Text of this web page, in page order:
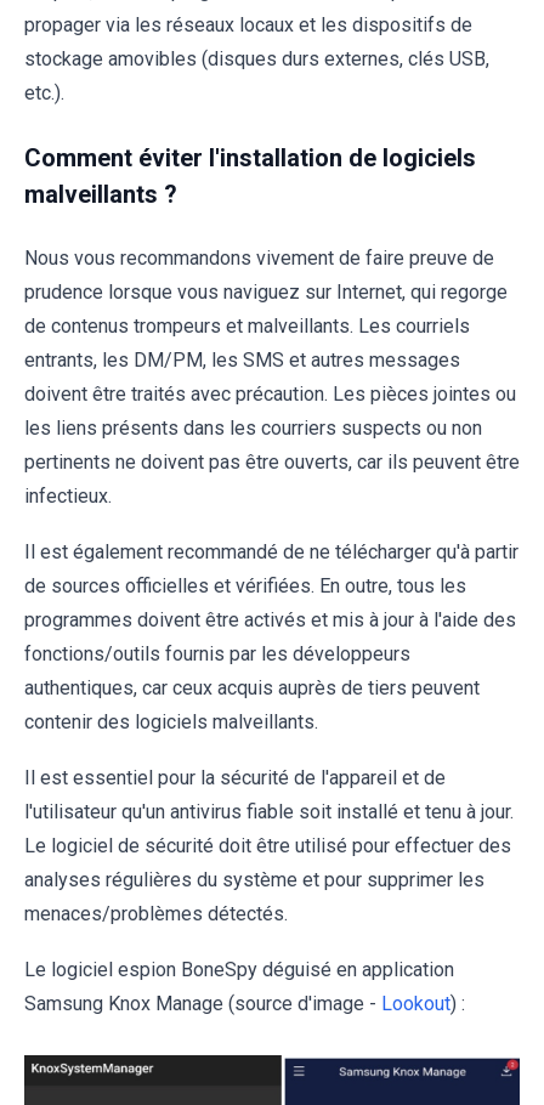
propager via les réseaux locaux et les dispositifs de
stockage amovibles (disques durs externes, clés USB,
etc.).
Comment éviter l'installation de logiciels
malveillants ?
Nous vous recommandons vivement de faire preuve de
prudence lorsque vous naviguez sur Internet, qui regorge
de contenus trompeurs et malveillants. Les courriels
entrants, les DM/PM, les SMS et autres messages
doivent être traités avec précaution. Les pièces jointes ou
les liens présents dans les courriers suspects ou non
pertinents ne doivent pas être ouverts, car ils peuvent être
infectieux.
Il est également recommandé de ne télécharger qu'à partir
de sources officielles et vérifiées. En outre, tous les
programmes doivent être activés et mis à jour à l'aide des
fonctions/outils fournis par les développeurs
authentiques, car ceux acquis auprès de tiers peuvent
contenir des logiciels malveillants.
Il est essentiel pour la sécurité de l'appareil et de
l'utilisateur qu'un antivirus fiable soit installé et tenu à jour.
Le logiciel de sécurité doit être utilisé pour effectuer des
analyses régulières du système et pour supprimer les
menaces/problèmes détectés.
Le logiciel espion BoneSpy déguisé en application
Samsung Knox Manage (source d'image - Lookout) :